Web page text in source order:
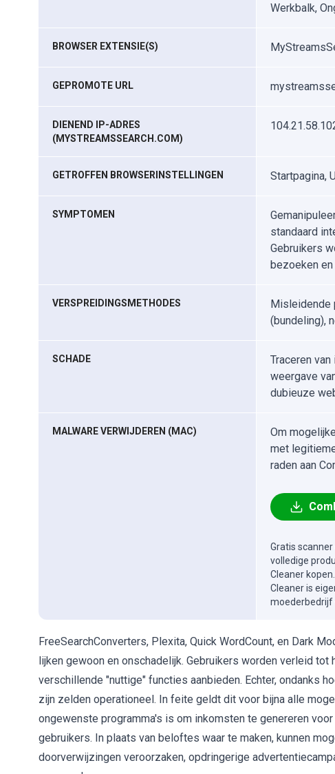
Werkbalk,
BROWSER EXTENSIE(S)
GEPROMOTE URL
DIENEND IP-ADRES
(MYSTREAMSSEARCH.COM)
GETROFFEN BROWSERINSTELLINGEN Startpagina,
SYMPTOMEN
standaard
Gebruikers
bezoeken
VERSPREIDINGSMETHODES
Misleidende
(bundeling),
SCHADE
Traceren
weergave
dubieuze
MALWARE VERWIJDEREN (MAC)
Om
met
raden aan
Gratis
volledige
Cleaner
Cleaner is
moederbedrijf
FreeSearchConverters, Plexita, Quick WordCount, en Dark
lijken gewoon en onschadelijk. Gebruikers worden verleid
verschillende "nuttige" functies aanbieden. Echter, ondanks
zijn zelden operationeel. In feite geldt dit voor bijna alle
ongewenste programma's is om inkomsten te genereren
gebruikers. In plaats van beloftes waar te maken, kunnen
doorverwijzingen veroorzaken, opdringerige